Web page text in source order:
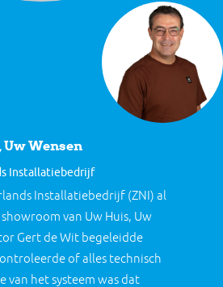
Wensen
Installatiebedrijf
Installatiebedrijf (ZNI) al
van Uw Huis, Uw
Gert de Wit begeleidde
of alles technisch
van het systeem was dat